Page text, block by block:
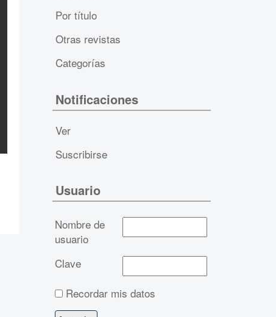
Por título
Otras revistas
Categorías
Notificaciones
Ver
Suscribirse
Usuario
Nombre de
usuario
Clave
Recordar mis datos